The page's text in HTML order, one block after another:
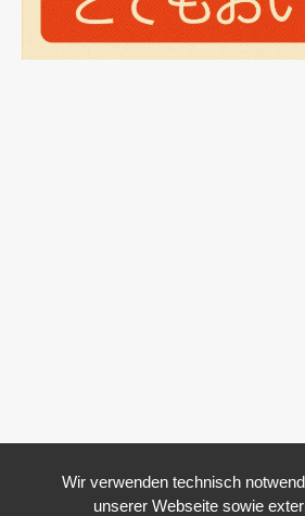
Wir verwenden technisch
unserer Webseite sowie